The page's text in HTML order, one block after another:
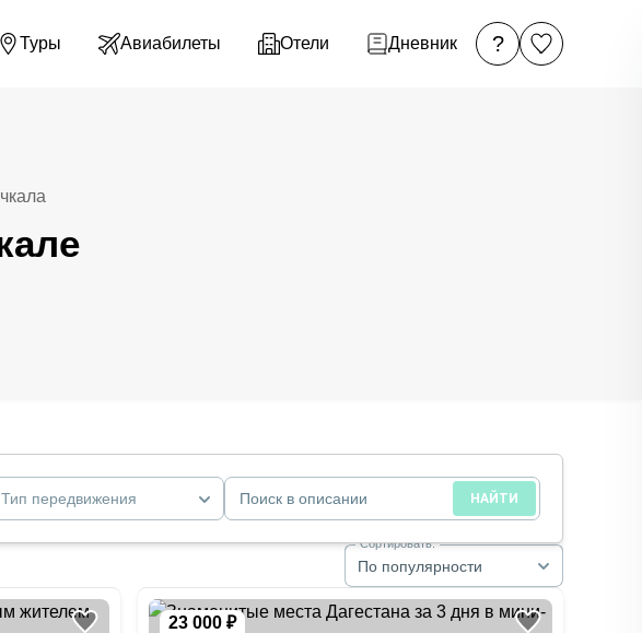
Туры Авиабилеты Отели Дневник ?
Тип передвижения Поиск в описании НАЙТИ
По популярности
Сортировать:
23 000 ₽